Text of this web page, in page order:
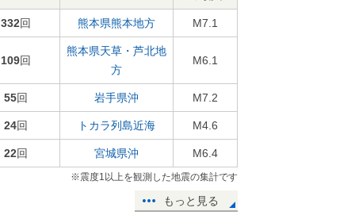
332回 熊本県熊本地方 M7.1
109回
熊本県天草・芦北地
方
M6.1
55回 岩手県沖 M7.2
24回 トカラ列島近海 M4.6
22回 宮城県沖 M6.4
※震度1以上を観測した地震の集計です
もっと見る